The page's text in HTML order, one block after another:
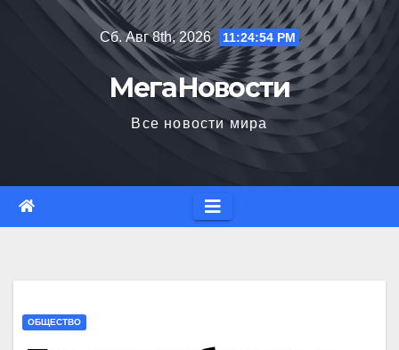
Сб. Авг 8th, 2026 11:24:55 PM
МегаНовости
Все новости мира
ОБЩЕСТВО